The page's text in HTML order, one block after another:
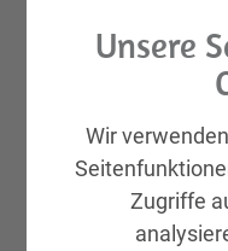
Leben & Wohnen
Wirtschaft
Natur, Sport &
Unsere
Wir
Zugriffe